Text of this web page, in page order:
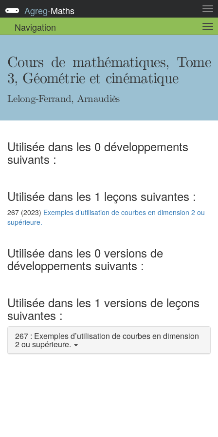
la
Agreg-Maths
Navigation
la
Cours de mathématiques, Tome
3, Géométrie et cinématique
Lelong-Ferrand, Arnaudiès
Utilisée dans les 0 développements
suivants :
Utilisée dans les 1 leçons suivantes :
267 (2023) Exemples d’utilisation de courbes en dimension 2 ou
supérieure.
Utilisée dans les 0 versions de
développements suivants :
Utilisée dans les 1 versions de leçons
suivantes :
267 : Exemples d’utilisation de courbes en dimension
2 ou supérieure.